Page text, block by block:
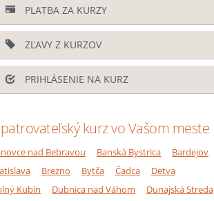
PLATBA ZA KURZY
ZĽAVY Z KURZOV
PRIHLÁSENIE NA KURZ
kurz vo Vašom meste
nad Bebravou Banská Bystrica
Bardejov
Brezno Bytča Čadca
Detva
Kubín
Dubnica nad Váhom
Dunajská Streda